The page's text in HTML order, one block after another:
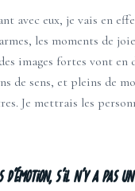
avec eux, je vais en
les moments de
images fortes vont en
de sens, et pleins de
Je mettrais les
d’émotion, s’il n’y a pas